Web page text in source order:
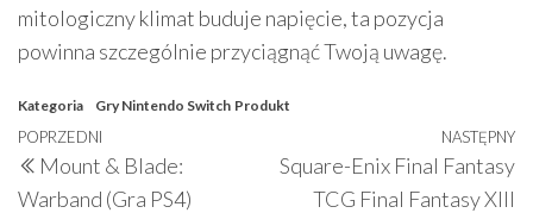
mitologiczny klimat buduje napięcie, ta pozycja
powinna szczególnie przyciągnąć Twoją uwagę.
Kategoria Gry Nintendo Switch Produkt
Nawigacja
wpisu
Poprzedni
wpis
POPRZEDNI
Mount & Blade:
Warband (Gra PS4)
NASTĘPNY
Square-Enix Final Fantasy
TCG Final Fantasy XIII